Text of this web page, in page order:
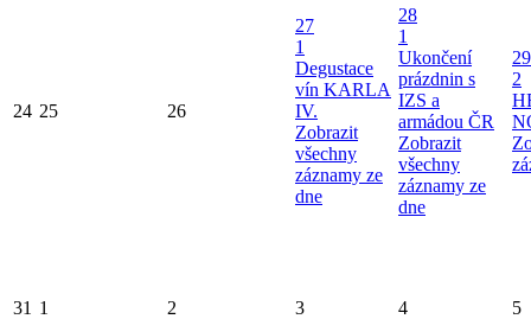
24 25 26
27
1
Degustace
vín KARLA
IV.
Zobrazit
všechny
záznamy ze
dne
28
1
Ukončení
prázdnin s
IZS a
armádou ČR
Zobrazit
všechny
záznamy ze
dne
29
2
31 1 2 3 4 5